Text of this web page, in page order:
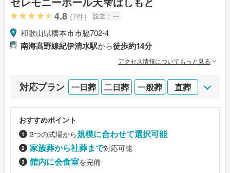
4.8 (7件) 設立： ---
和歌山県橋本市市脇702-4
南海高野線紀伊清水駅から徒歩約14分
アクセス情報についてもっと見る
対応プラン 一日葬 二日葬 一般葬 直葬
おすすめポイント
3つの式場から規模に合わせて選択可能
家族葬から社葬まで対応可能
館内に会食室を完備